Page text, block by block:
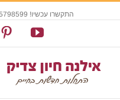
התקשרו עכשיו! 054-5798599